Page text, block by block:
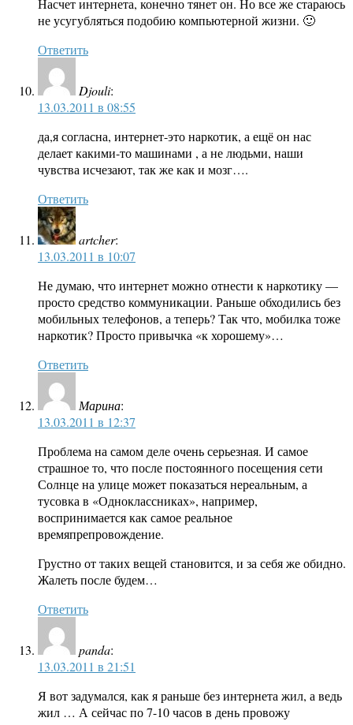
Насчет интернета, конечно тянет он. Но все же стараюсь
не усугубляться подобию компьютерной жизни. 🙂
Ответить
Djouli:
13.03.2011 в 08:55
да,я согласна, интернет-это наркотик, а ещё он нас
делает какими-то машинами , а не людьми, наши
чувства исчезают, так же как и мозг….
Ответить
artcher:
13.03.2011 в 10:07
Не думаю, что интернет можно отнести к наркотику —
просто средство коммуникации. Раньше обходились без
мобильных телефонов, а теперь? Так что, мобилка тоже
наркотик? Просто привычка «к хорошему»…
Ответить
Марина:
13.03.2011 в 12:37
Проблема на самом деле очень серьезная. И самое
страшное то, что после постоянного посещения сети
Солнце на улице может показаться нереальным, а
тусовка в «Одноклассниках», например,
воспринимается как самое реальное
времяпрепровождение.
Грустно от таких вещей становится, и за себя же обидно.
Жалеть после будем…
Ответить
panda:
13.03.2011 в 21:51
Я вот задумался, как я раньше без интернета жил, а ведь
жил … А сейчас по 7-10 часов в день провожу